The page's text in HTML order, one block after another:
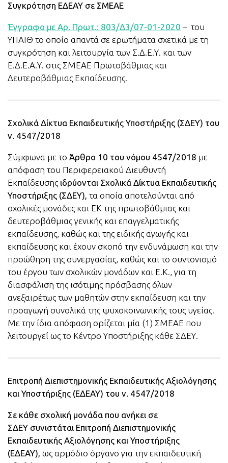
Συγκρότηση ΕΔΕΑΥ σε ΣΜΕΑΕ
Έγγραφο με Αρ. Πρωτ.: 803/Δ3/07-01-2020 – του
ΥΠΑΙΘ το οποίο απαντά σε ερωτήματα σχετικά με τη
συγκρότηση και λειτουργία των Σ.Δ.Ε.Υ. και των
Ε.Δ.Ε.Α.Υ. στις ΣΜΕΑΕ Πρωτοβάθμιας και
Δευτεροβάθμιας Εκπαίδευσης.
Σχολικά Δίκτυα Εκπαιδευτικής Υποστήριξης (ΣΔΕΥ) του
ν. 4547/2018
Σύμφωνα με το Άρθρο 10 του νόμου 4547/2018 με
απόφαση του Περιφερειακού Διευθυντή
Εκπαίδευσης ιδρύονται Σχολικά Δίκτυα Εκπαιδευτικής
Υποστήριξης (ΣΔΕΥ), τα οποία αποτελούνται από
σχολικές μονάδες και ΕΚ της πρωτοβάθμιας και
δευτεροβάθμιας γενικής και επαγγελματικής
εκπαίδευσης, καθώς και της ειδικής αγωγής και
εκπαίδευσης και έχουν σκοπό την ενδυνάμωση και την
προώθηση της συνεργασίας, καθώς και το συντονισμό
του έργου των σχολικών μονάδων και Ε.Κ., για τη
διασφάλιση της ισότιμης πρόσβασης όλων
ανεξαιρέτως των μαθητών στην εκπαίδευση και την
προαγωγή συνολικά της ψυχοκοινωνικής τους υγείας.
Με την ίδια απόφαση ορίζεται μία (1) ΣΜΕΑΕ που
λειτουργεί ως το Κέντρο Υποστήριξης κάθε ΣΔΕΥ.
Επιτροπή Διεπιστημονικής Εκπαιδευτικής Αξιολόγησης
και Υποστήριξης (ΕΔΕΑΥ) του ν. 4547/2018
Σε κάθε σχολική μονάδα που ανήκει σε
ΣΔΕΥ συνιστάται Επιτροπή Διεπιστημονικής
Εκπαιδευτικής Αξιολόγησης και Υποστήριξης
(ΕΔΕΑΥ), ως αρμόδιο όργανο για την εκπαιδευτική